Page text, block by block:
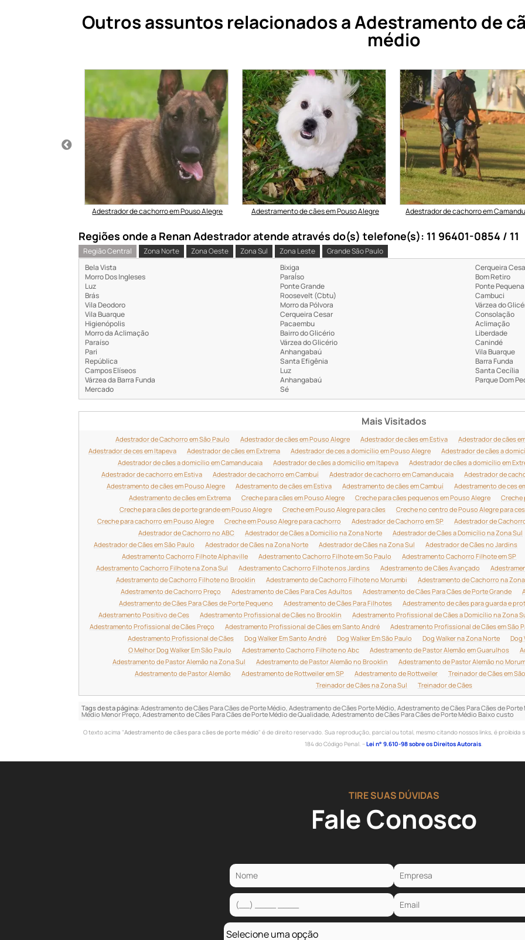
Outros assuntos relacionados a Adestramento de
médio
Adestrador de cachorro em Pouso Alegre Adestramento de cães em Pouso Alegre Adestrador de cachorro em
Regiões onde a Renan Adestrador atende através do(s) telefone(s): 11 96401-0854 / 11
Região Central Zona Norte Zona Oeste Zona Sul Zona Leste
Grande São Paulo
Bela Vista
Bixiga
Cerqueira
Morro Dos Ingleses
ParaÍso
Bom Retiro
Luz
Ponte Grande
Ponte Pequena
Brás
Roosevelt (Cbtu)
Cambuci
Vila Deodoro
Morro da Pólvora
Várzea do
Vila Buarque
Cerqueira Cesar
Consolação
Higienópolis
Pacaembu
Aclimação
Morro da Aclimação
Bairro do Glicério
Liberdade
Paraíso
Várzea do Glicério
Canindé
Pari
Anhangabaú
Vila Buarque
República
Santa Efigênia
Barra Funda
Campos Elíseos
Luz
Santa Cecília
Várzea da Barra Funda
Anhangabaú
Parque Dom
Mercado
Sé
Mais Visitados
Adestrador de Cachorro em São Paulo Adestrador de cães em Pouso Alegre Adestrador de cães em Estiva Adestrador de cães
Adestrador de ces em Itapeva
Adestrador de cães em Extrema Adestrador de ces a domicílio em Pouso Alegre Adestrador de cães a
Adestrador de cães a domicílio em Camanducaia
Adestrador de cães a domicílio em Itapeva Adestrador de cães a domicílio em
Adestrador de cachorro em Estiva
Adestrador de cachorro em Cambuí Adestrador de cachorro em Camanducaia Adestrador de
Adestramento de cães em Pouso Alegre
Adestramento de cães em Estiva Adestramento de cães em Cambuí Adestramento de ces
Adestramento de cães em Extrema
Creche para cães em Pouso Alegre Creche para cães pequenos em Pouso Alegre
Creche
Creche para cães de porte grande em Pouso Alegre
Creche em Pouso Alegre para cães Creche no centro de Pouso Alegre para ces
Creche para cachorro em Pouso Alegre
Creche em Pouso Alegre para cachorro Adestrador de Cachorro em SP Adestrador de
Adestrador de Cachorro no ABC
Adestrador de Cães a Domicílio na Zona Norte Adestrador de Cães a Domicílio na Zona Sul
Adestrador de Cães em São Paulo
Adestrador de Cães na Zona Norte Adestrador de Cães na Zona Sul Adestrador de Cães no Jardins
Adestramento Cachorro Filhote Alphaville
Adestramento Cachorro Filhote em So Paulo Adestramento Cachorro Filhote em SP
Adestramento Cachorro Filhote na Zona Sul
Adestramento Cachorro Filhote nos Jardins Adestramento de Cães Avançado
Adestramento de Cachorro Filhote no Brooklin
Adestramento de Cachorro Filhote no Morumbi Adestramento de Cachorro na
Adestramento de Cachorro Preço
Adestramento de Cães Para Ces Adultos Adestramento de Cães Para Cães de Porte Grande
Adestramento de Cães Para Cães de Porte Pequeno
Adestramento de Cães Para Filhotes Adestramento de cães para guarda e
Adestramento Positivo de Ces
Adestramento Profissional de Cães no Brooklin Adestramento Profissional de Cães a Domicílio na Zona
Adestramento Profissional de Cães Preço
Adestramento Profissional de Cães em Santo André Adestramento Profissional de Cães em São
Adestramento Profissional de Cães
Dog Walker Em Santo André Dog Walker Em São Paulo Dog Walker na Zona Norte Dog
O Melhor Dog Walker Em São Paulo
Adestramento Cachorro Filhote no Abc Adestramento de Pastor Alemão em Guarulhos
Adestramento de Pastor Alemão na Zona Sul
Adestramento de Pastor Alemão no Brooklin Adestramento de Pastor Alemão no
Adestramento de Pastor Alemão
Adestramento de Rottweiler em SP Adestramento de Rottweiler Treinador de Cães em
Treinador de Cães na Zona Sul
Treinador de Cães
Tags desta página:Adestramento de Cães Para Cães de Porte Médio, Adestramento de Cães Porte Médio, Adestramento de Cães Para Cães de
Médio Menor Preço, Adestramento de Cães Para Cães de Porte Médio de Qualidade, Adestramento de Cães Para Cães de Porte Médio Baixo custo
O texto acima "Adestramento de cães para cães de porte médio" é de direito reservado. Sua reprodução, parcial ou total, mesmo citando nossos links, é
184 do Código Penal. –Lei n° 9.610-98 sobre os Direitos Autorais
TIRE SUAS DÚVIDAS
Fale Conosco